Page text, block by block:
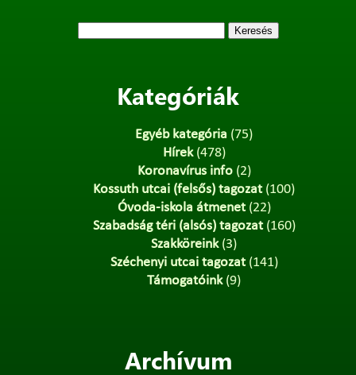
Kategóriák
Egyéb kategória (75)
Hírek(478)
Koronavírus info(2)
Kossuth utcai (felsős) tagozat(100)
Óvoda-iskola átmenet(22)
Szabadság téri (alsós) tagozat(160)
Szakköreink(3)
Széchenyi utcai tagozat(141)
Támogatóink(9)
Archívum